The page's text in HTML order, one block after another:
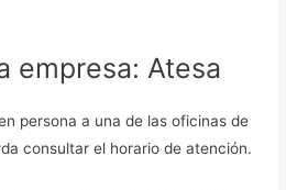
empresa: Atesa
persona a una de las oficinas de
consultar el horario de atención.